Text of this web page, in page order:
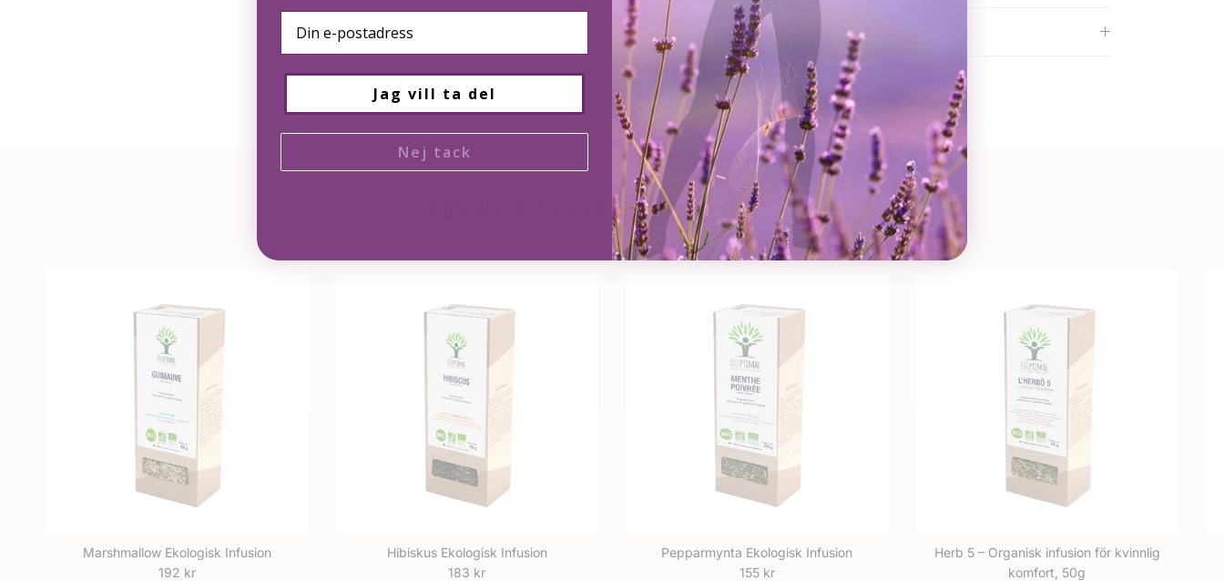
Mer information
Ekologiskt örtte & infusioner Nästa
SE ALLA
Marshmallow Ekologisk Infusion
Ordinarie pris
192 kr
Hibiskus Ekologisk Infusion
Ordinarie pris
183 kr
Pepparmynta Ekologisk Infusion
Ordinarie pris
155 kr
Herb 5 – Organisk infusion för kvinnlig
komfort, 50g
Jag vill ta del
Nej tack